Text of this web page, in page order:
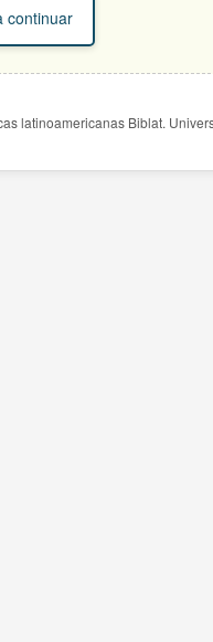
continuar
latinoamericanas Biblat.